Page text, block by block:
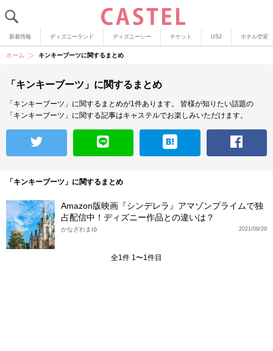
新着情報 ディズニーランド ディズニーシー チケット USJ ホテル空室
ホーム キンキーブーツに関するまとめ
「キンキーブーツ」に関するまとめ
「キンキーブーツ」に関するまとめが1件あります。
皆様が知りたい話題の
「キンキーブーツ」に関する記事はキャステルでお楽しみいただけます。
「キンキーブーツ」に関するまとめ
Amazon版映画『シンデレラ』アマゾンプライムで独
占配信中！ディズニー作品との違いは？
2021/09/29
かなざわまゆ
全1件 1〜1件目